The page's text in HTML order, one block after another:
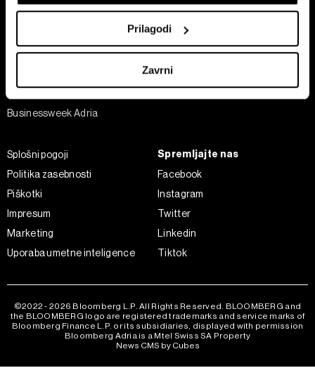
Poglejte si še, kako se obdelujejo vaši osebni podatki in
nastavite svoje preference vrazdelku o podrobnostih
iz Izjave o piškotkih.
Skupni upravljavci obdelave so HD-WIN ARENA SPORT
d.o.o. inPartnerji
pa vPolitiki piškotkov
Piškotke lahko kadar koli ponovno prilagodite tako, da
kliknete možnost »Prikaži podrobnosti«. Privolitev lahko
kadar koli prekličete brez kakršnih koli posledic.
Prilagodi
Zavrni
Tehnologija
Šport
Businessweek Adria
Splošni pogoji
Politika zasebnosti
Piškotki
Impresum
Marketing
Uporaba umetne inteligence
Spremljajte nas
Facebook
Instagram
Twitter
Linkedin
Tiktok
©2022 - 2026 Bloomberg L.P. All Rights Reserved. BLOOMBERG and
the BLOOMBERG logo are registered trademarks and service marks of
Bloomberg Finance L.P. or its subsidiaries, displayed with permission
Bloomberg Adria is a Mtel Swiss SA Property
News CMS by Cubes